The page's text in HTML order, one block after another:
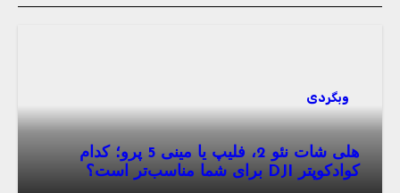
وبگردی
هلی شات نئو 2، فلیپ یا مینی 5 پرو؛ کدام
کوادکوپتر DJI برای شما مناسب‌تر است؟